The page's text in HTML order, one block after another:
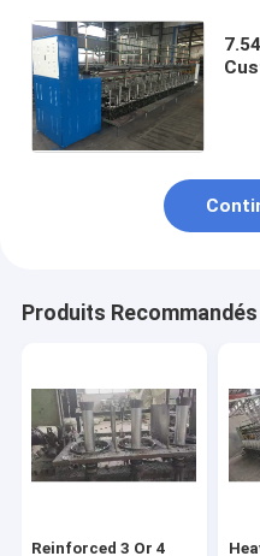
Produits Recommandés
Reinforced 3 Or 4